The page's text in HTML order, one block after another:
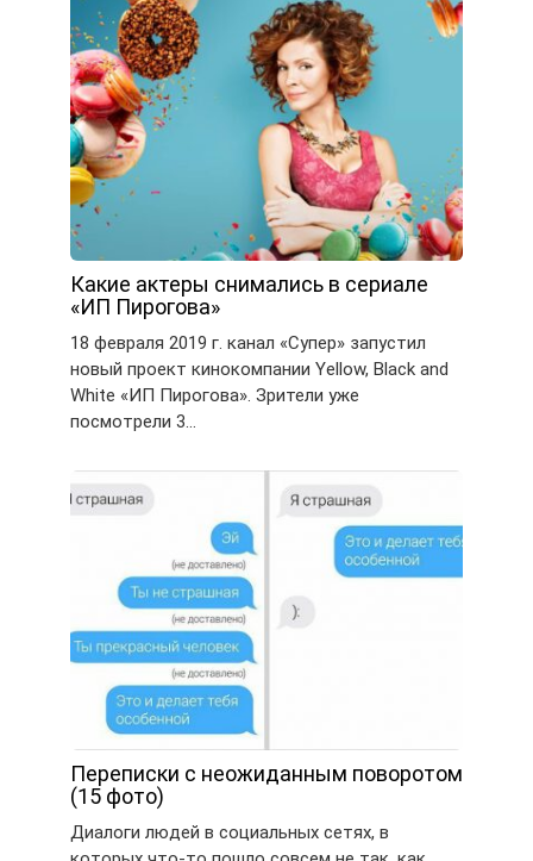
Какие актеры снимались в сериале
«ИП Пирогова»
18 февраля 2019 г. канал «Супер» запустил
новый проект кинокомпании Yellow, Black and
White «ИП Пирогова». Зрители уже
посмотрели 3…
Переписки с неожиданным поворотом
(15 фото)
Диалоги людей в социальных сетях, в